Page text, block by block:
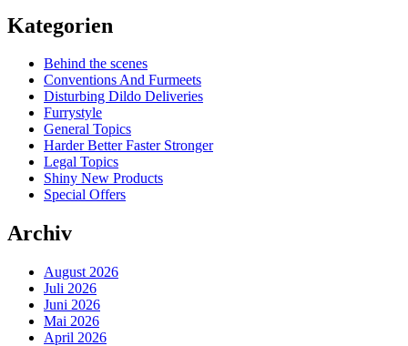
Kategorien
Behind the scenes
Conventions And Furmeets
Disturbing Dildo Deliveries
Furrystyle
General Topics
Harder Better Faster Stronger
Legal Topics
Shiny New Products
Special Offers
Archiv
August 2026
Juli 2026
Juni 2026
Mai 2026
April 2026